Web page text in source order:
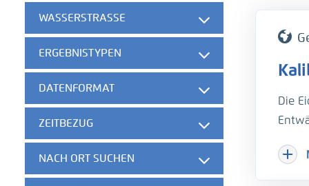
WASSERSTRASSE
ERGEBNISTYPEN
DATENFORMAT
ZEITBEZUG
NACH ORT SUCHEN
Die